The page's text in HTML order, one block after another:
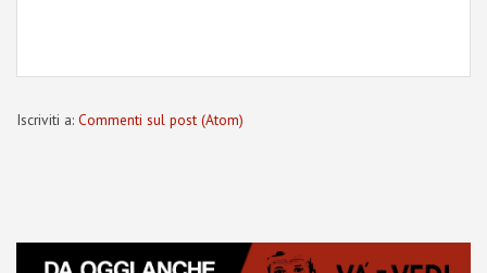
Iscriviti a: Commenti sul post (Atom)